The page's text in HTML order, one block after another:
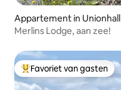
Appartement in Unionhall
Merlins Lodge, aan zee!
Topfavoriet van gasten
Favoriet van gasten